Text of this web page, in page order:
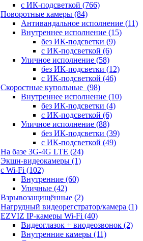
с ИК-подсветкой (766)
Поворотные камеры (84)
Антивандальное исполнение (11)
Внутреннее исполнение (15)
без ИК-подсветки (9)
с ИК-подсветкой (6)
Уличное исполнение (58)
без ИК-подсветки (12)
с ИК-подсветкой (46)
Скоростные купольные (98)
Внутреннее исполнение (10)
без ИК-подсветки (4)
с ИК-подсветкой (6)
Уличное исполнение (88)
без ИК-подсветки (39)
с ИК-подсветкой (49)
На базе 3G-4G LTE (24)
Экшн-видеокамеры (1)
с Wi-Fi (102)
Внутренние (60)
Уличные (42)
Взрывозащищённые (2)
Нагрудный видеорегстратор/камера (1)
EZVIZ IP-камеры Wi-Fi (40)
Видеоглазок + виодеозвонок (2)
Внутренние камеры (11)